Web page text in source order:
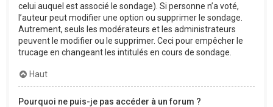
celui auquel est associé le sondage). Si personne n’a voté,
l’auteur peut modifier une option ou supprimer le sondage.
Autrement, seuls les modérateurs et les administrateurs
peuvent le modifier ou le supprimer. Ceci pour empêcher le
trucage en changeant les intitulés en cours de sondage.
Haut
Pourquoi ne puis-je pas accéder à un forum ?